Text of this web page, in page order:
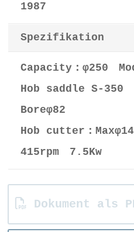
1987
Spezifikation
Capacity：φ250
Hob saddle S-350
Boreφ82
Hob cutter：
415rpm 7.5Kw
Dokument als